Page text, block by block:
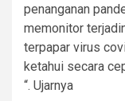
penanganan
memonitor
terpapar virus
ketahui secara
“. Ujarnya